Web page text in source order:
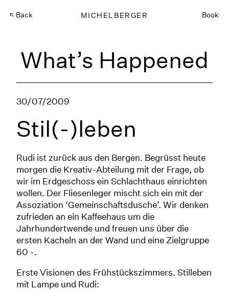
Back MICHELBERGER Book
What’s Happened
30/07/2009
Stil(-)leben
Rudi ist zurück aus den Bergen. Begrüsst heute
morgen die Kreativ-Abteilung mit der Frage, ob
wir im Erdgeschoss ein Schlachthaus einrichten
wollen. Der Fliesenleger mischt sich ein mit der
Assoziation ‘Gemeinschaftsdusche’. Wir denken
zufrieden an ein Kaffeehaus um die
Jahrhundertwende und freuen uns über die
ersten Kacheln an der Wand und eine Zielgruppe
60 -.
Erste Visionen des Frühstückszimmers. Stilleben
mit Lampe und Rudi: